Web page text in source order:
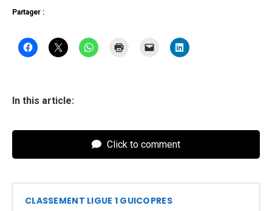
Partager :
In this article:
Click to comment
CLASSEMENT LIGUE 1 GUICOPRES